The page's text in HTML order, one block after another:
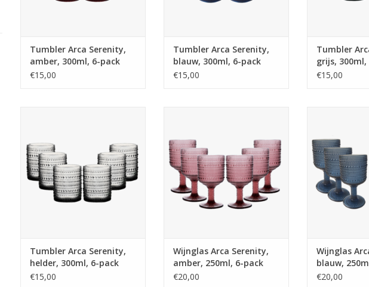
Tumbler Arca Serenity,
amber, 300ml, 6-pack
€15,00
Bestaat in 2 versies: tumbler en
Tumbler Arca Serenity,
blauw, 300ml, 6-pack
€15,00
Tumbler
grijs,
€15,00
unieke en robuuste look, past
voor elke gelegenheid.
Geschikt voor de vaatwas
Beschikbaar in paars, blauw,
grijs, groen en helder
Tumbler Arca Serenity,
helder, 300ml, 6-pack
€15,00
unieke en robuuste look, past
voor elke gelegenheid.
Geschikt voor de vaatwas
Beschikbaar in paars, blauw,
grijs, groen en helder
Bestaat in 2 versies: tumbler en
Wijnglas Arca Serenity,
amber, 250ml, 6-pack
€20,00
water/c/
unieke en
voor elke
Geschikt
Beschikbaar
grijs,
Bestaat in 2
Wijnglas
blauw,
€20,00